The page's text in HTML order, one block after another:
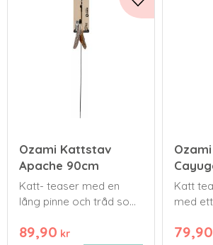
Ozami Kattstav
Apache 90cm
Katt- teaser med en
lång pinne och tråd som
efter dina behov.
89,90 kr
Lägg till i
Katt
med
79,90